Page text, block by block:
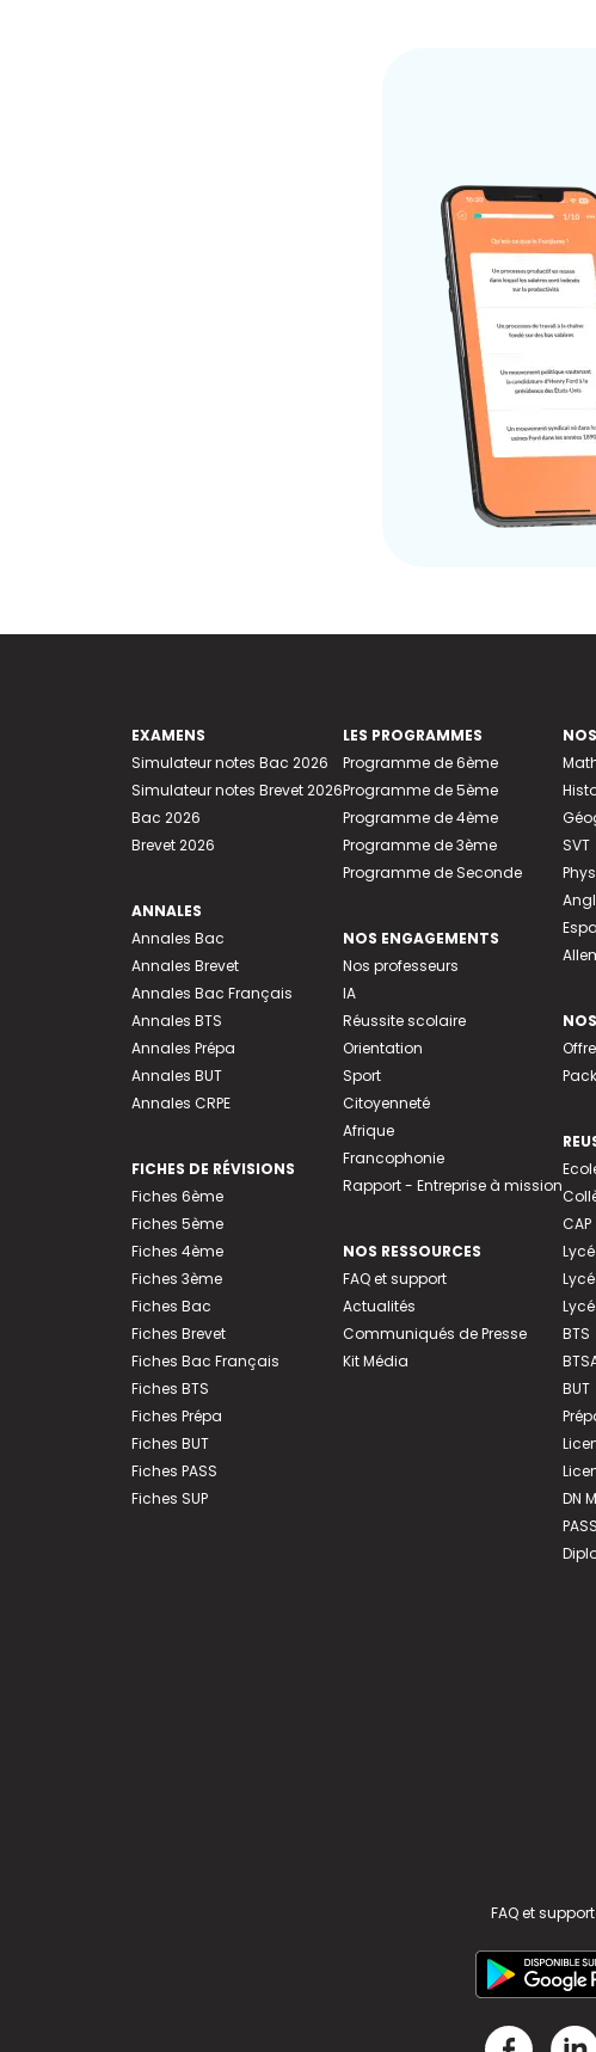
EXAMENS
Simulateur notes Bac 2026
Simulateur notes Brevet 2026
Bac 2026
Brevet 2026
ANNALES
Annales Bac
Annales Brevet
Annales Bac Français
Annales BTS
Annales Prépa
Annales BUT
Annales CRPE
FICHES DE RÉVISIONS
Fiches 6ème
Fiches 5ème
Fiches 4ème
Fiches 3ème
Fiches Bac
Fiches Brevet
Fiches Bac Français
Fiches BTS
Fiches Prépa
Fiches BUT
Fiches PASS
Fiches SUP
LES PROGRAMMES
Programme de 6ème
Programme de 5ème
Programme de 4ème
Programme de 3ème
Programme de Seconde
NOS ENGAGEMENTS
Nos professeurs
IA
Réussite scolaire
Orientation
Sport
Citoyenneté
Afrique
Francophonie
Rapport - Entreprise à mission
NOS RESSOURCES
FAQ et support
Actualités
Communiqués de Presse
Kit Média
SVT
CAP
BTS
BUT
DN
PASS
FAQ et support